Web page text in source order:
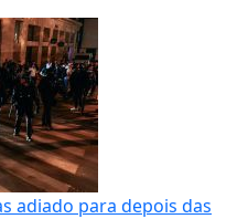
adiado para depois das